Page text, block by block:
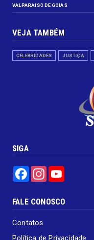
VALPARAISO DE GOIÁS
VEJA TAMBÉM
CELEBRIDADES JUSTIÇA
SIGA
FacebookInstagram
FALE CONOSCO
Contatos
Política de Privacidade